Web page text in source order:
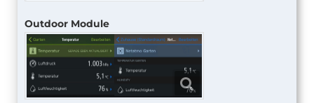
Outdoor Module